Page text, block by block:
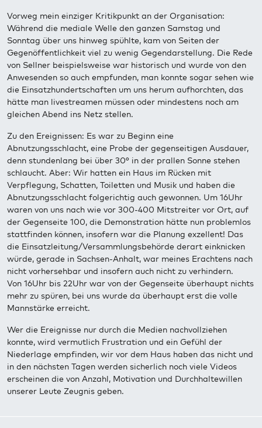
Vorweg mein einziger Kritikpunkt an der Organisation:
Während die mediale Welle den ganzen Samstag und
Sonntag über uns hinweg spühlte, kam von Seiten der
Gegenöffentlichkeit viel zu wenig Gegendarstellung. Die Rede
von Sellner beispielsweise war historisch und wurde von den
Anwesenden so auch empfunden, man konnte sogar sehen wie
die Einsatzhundertschaften um uns herum aufhorchten, das
hätte man livestreamen müssen oder mindestens noch am
gleichen Abend ins Netz stellen.
Zu den Ereignissen: Es war zu Beginn eine
Abnutzungsschlacht, eine Probe der gegenseitigen Ausdauer,
denn stundenlang bei über 30° in der prallen Sonne stehen
schlaucht. Aber: Wir hatten ein Haus im Rücken mit
Verpflegung, Schatten, Toiletten und Musik und haben die
Abnutzungsschlacht folgerichtig auch gewonnen. Um 16Uhr
waren von uns nach wie vor 300-400 Mitstreiter vor Ort, auf
der Gegenseite 100, die Demonstration hätte nun problemlos
stattfinden können, insofern war die Planung exzellent! Das
die Einsatzleitung/Versammlungsbehörde derart einknicken
würde, gerade in Sachsen-Anhalt, war meines Erachtens nach
nicht vorhersehbar und insofern auch nicht zu verhindern.
Von 16Uhr bis 22Uhr war von der Gegenseite überhaupt nichts
mehr zu spüren, bei uns wurde da überhaupt erst die volle
Mannstärke erreicht.
Wer die Ereignisse nur durch die Medien nachvollziehen
konnte, wird vermutlich Frustration und ein Gefühl der
Niederlage empfinden, wir vor dem Haus haben das nicht und
in den nächsten Tagen werden sicherlich noch viele Videos
erscheinen die von Anzahl, Motivation und Durchhaltewillen
unserer Leute Zeugnis geben.